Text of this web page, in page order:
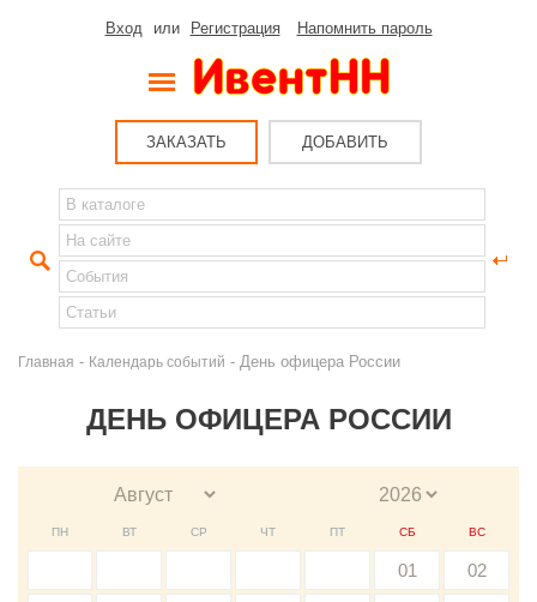
Вход или Регистрация Напомнить пароль
ЗАКАЗАТЬ ДОБАВИТЬ
Главная - Календарь событий - День офицера России
ДЕНЬ ОФИЦЕРА РОССИИ
ПН ВТ СР ЧТ ПТ СБ ВС
01 02